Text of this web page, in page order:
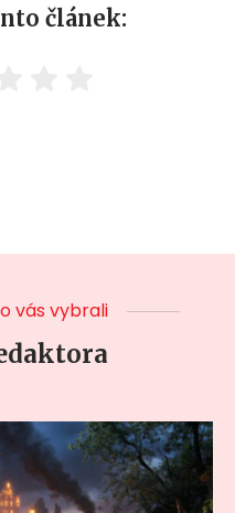
článek:
vás vybrali